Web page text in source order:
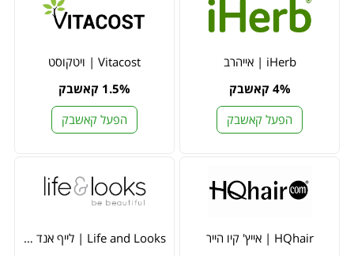
iHerb | אייהרב
4% קאשבק
הפעל קאשבק
Vitacost | ויטקוסט
1.5% קאשבק
הפעל קאשבק
HQhair | אייץ' קיו הייר
Life and Looks | לייף אנד לוקס